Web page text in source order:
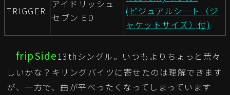
TRIGGER
アイドリッシュ
セブン ED
(ビジュアルシート（ジ
ャケットサイズ）付)
fripSide13thシングル。いつもよりちょっと荒々
しいかな？キリングバイツに寄せたのは理解できます
が、一方で、曲が平べったくなってしまっています